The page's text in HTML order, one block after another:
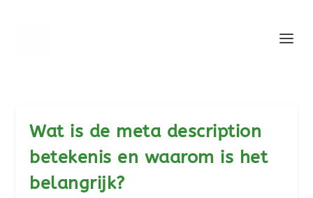
Wat is de meta description
betekenis en waarom is het
belangrijk?